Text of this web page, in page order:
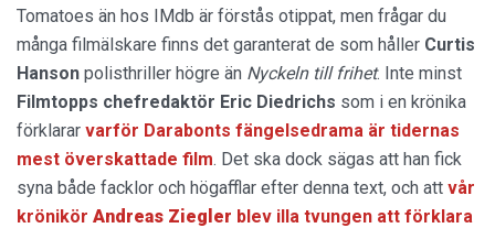
Tomatoes än hos IMdb är förstås otippat, men frågar du
många filmälskare finns det garanterat de som håller Curtis
Hanson polisthriller högre än Nyckeln till frihet. Inte minst
Filmtopps chefredaktör Eric Diedrichs som i en krönika
förklarar varför Darabonts fängelsedrama är tidernas
mest överskattade film. Det ska dock sägas att han fick
syna både facklor och högafflar efter denna text, och att vår
krönikör Andreas Ziegler blev illa tvungen att förklara